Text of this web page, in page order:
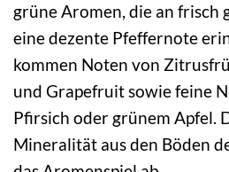
grüne Aromen, die an frisch
eine dezente Pfeffernote
kommen Noten von
und Grapefruit sowie feine
Pfirsich oder grünem Apfel.
Mineralität aus den Böden